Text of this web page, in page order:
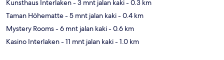
Kunsthaus Interlaken- 3 mnt jalan kaki- 0.3 km
Taman Höhematte- 5 mnt jalan kaki- 0.4 km
Mystery Rooms- 6 mnt jalan kaki- 0.6 km
Kasino Interlaken- 11 mnt jalan kaki- 1.0 km